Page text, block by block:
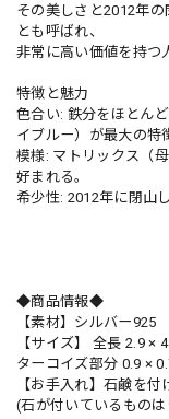
その美しさと2012年の
とも呼ばれ、
非常に高い価値を持つ
特徴と魅力
色合い: 鉄分をほとん
イブルー）が最大の特
模様: マトリックス（
好まれる。
希少性: 2012年に閉山
◆商品情報◆
【素材】シルバー925
【サイズ】 全長 2.9 ×
ターコイズ部分 0.9 ×
【お手入れ】石鹸を付
(石が付いているもの